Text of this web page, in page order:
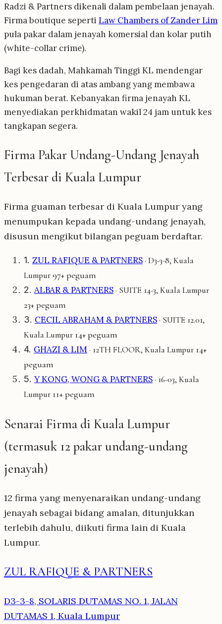
Radzi & Partners dikenali dalam pembelaan jenayah.
Firma boutique seperti Law Chambers of Zander Lim
pula pakar dalam jenayah komersial dan kolar putih
(white-collar crime).
Bagi kes dadah, Mahkamah Tinggi KL mendengar
kes pengedaran di atas ambang yang membawa
hukuman berat. Kebanyakan firma jenayah KL
menyediakan perkhidmatan wakil 24 jam untuk kes
tangkapan segera.
Firma Pakar Undang-Undang Jenayah
Terbesar di Kuala Lumpur
Firma guaman terbesar di Kuala Lumpur yang
menumpukan kepada undang-undang jenayah,
disusun mengikut bilangan peguam berdaftar.
1. ZUL RAFIQUE & PARTNERS· D3-3-8, Kuala
Lumpur97+ peguam
2. ALBAR & PARTNERS· SUITE 14-3, Kuala Lumpur
23+ peguam
3. CECIL ABRAHAM & PARTNERS· SUITE 12.01,
Kuala Lumpur 14+ peguam
4. GHAZI & LIM· 12TH FLOOR, Kuala Lumpur 14+
peguam
5. Y KONG, WONG & PARTNERS· 16-03, Kuala
Lumpur 11+ peguam
Senarai Firma di Kuala Lumpur
(termasuk 12 pakar undang-undang
jenayah)
12 firma yang menyenaraikan undang-undang
jenayah sebagai bidang amalan, ditunjukkan
terlebih dahulu, diikuti firma lain di Kuala
Lumpur.
ZUL RAFIQUE & PARTNERS
D3-3-8, SOLARIS DUTAMAS NO. 1, JALAN
DUTAMAS 1, Kuala Lumpur